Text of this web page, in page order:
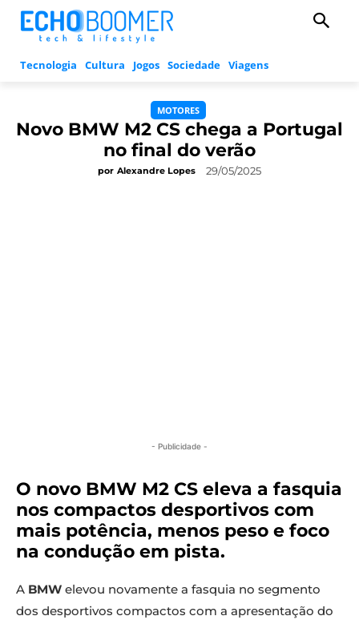
Tecnologia Cultura Jogos Sociedade Viagens
MOTORES
Novo BMW M2 CS chega a Portugal
no final do verão
por Alexandre Lopes 29/05/2025
- Publicidade -
O novo BMW M2 CS eleva a fasquia
nos compactos desportivos com
mais potência, menos peso e foco
na condução em pista.
A BMW elevou novamente a fasquia no segmento
dos desportivos compactos com a apresentação do